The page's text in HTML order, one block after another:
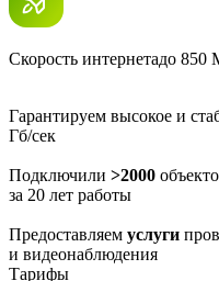
Скорость интернетадо 850
Гарантируем высокое и
Гб/сек
Подключили >2000
за 20 лет работы
Предоставляем услуги
и видеонаблюдения
Тарифы